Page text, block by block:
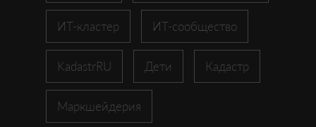
ИТ-кластер ИТ-сообщество
KadastrRU Дети Кадастр
Маркшейдерия